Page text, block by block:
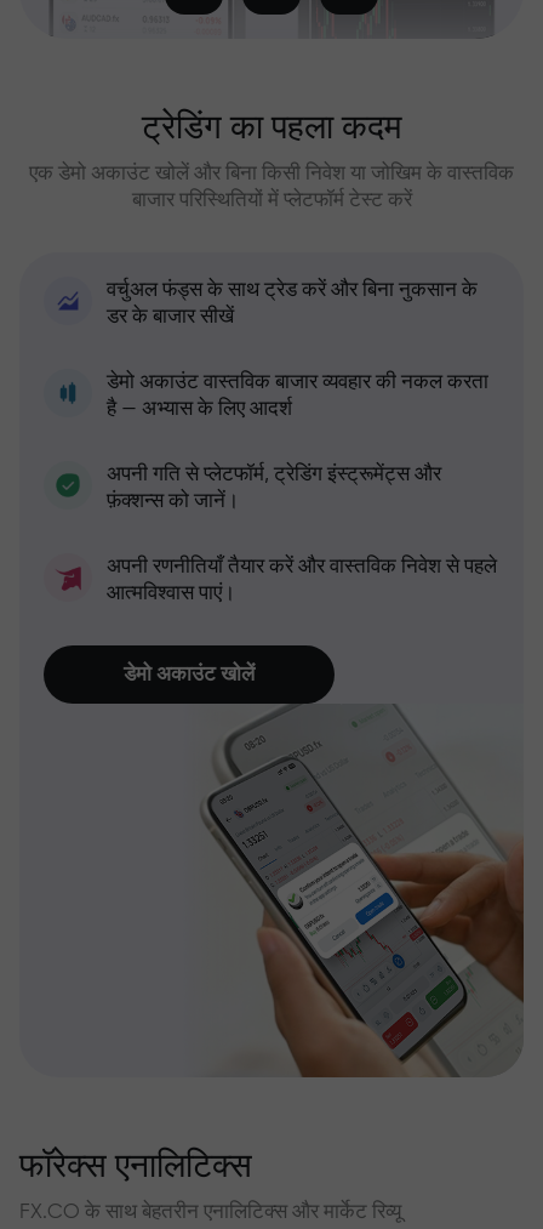
ट्रेडिंग का पहला कदम
एक डेमो अकाउंट खोलें और बिना किसी निवेश या जोखिम के वास्तविक
बाजार परिस्थितियों में प्लेटफॉर्म टेस्ट करें
वर्चुअल फंड्स के साथ ट्रेड करें और बिना नुकसान के
डर के बाजार सीखें
डेमो अकाउंट वास्तविक बाजार व्यवहार की नकल करता
है — अभ्यास के लिए आदर्श
अपनी गति से प्लेटफॉर्म, ट्रेडिंग इंस्ट्रूमेंट्स और
फ़ंक्शन्स को जानें।
अपनी रणनीतियाँ तैयार करें और वास्तविक निवेश से पहले
आत्मविश्वास पाएं।
डेमो अकाउंट खोलें
फॉरेक्स एनालिटिक्स
FX.CO के साथ बेहतरीन एनालिटिक्स और मार्केट रिव्यू